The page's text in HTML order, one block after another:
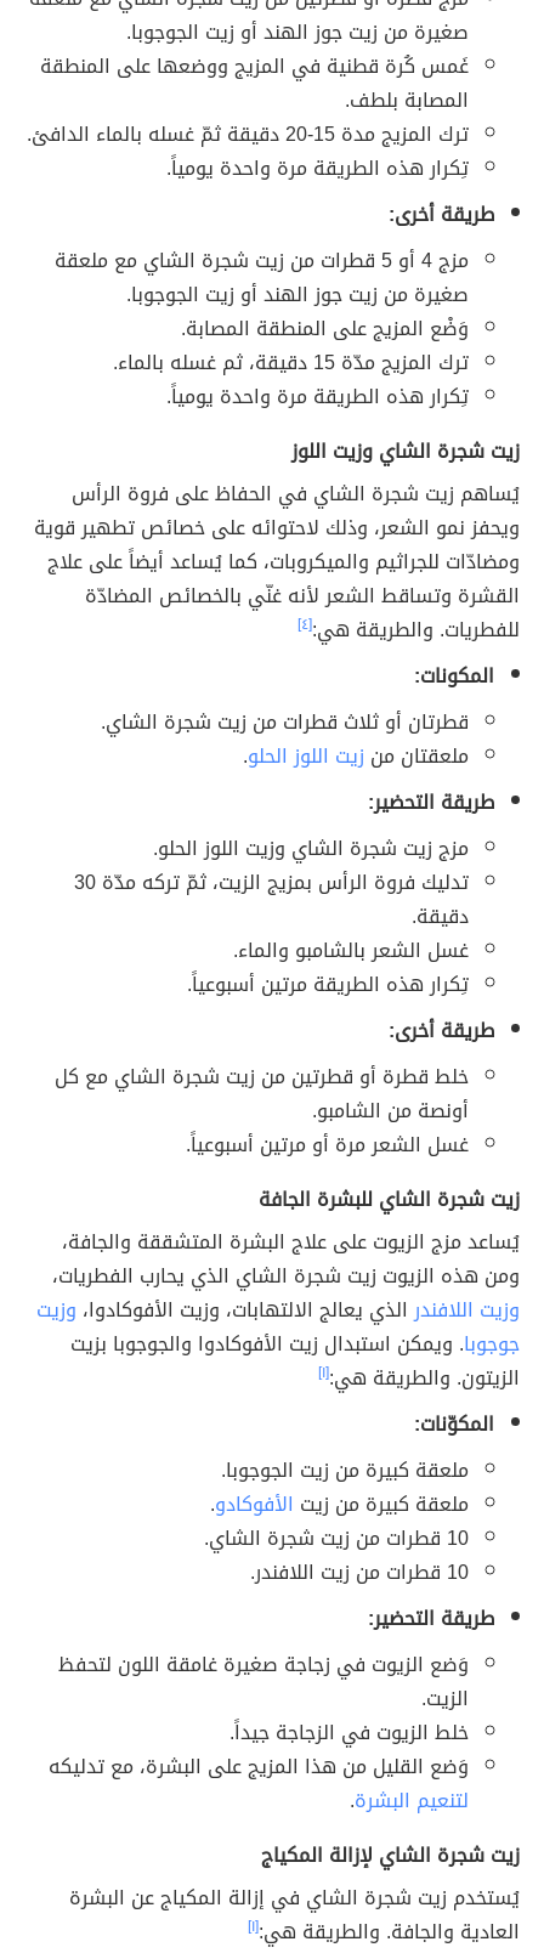
صغيرة من زيت جوز الهند أو زيت الجوجوبا.
غَمس كُرة قطنية في المزيج ووضعها على المنطقة
المصابة بلطف.
ترك المزيج مدة 15-20 دقيقة ثمّ غسله بالماء الدافئ.
تِكرار هذه الطريقة مرة واحدة يومياً.
طريقة أخرى:
مزج 4 أو 5 قطرات من زيت شجرة الشاي مع ملعقة
صغيرة من زيت جوز الهند أو زيت الجوجوبا.
وَضْع المزيج على المنطقة المصابة.
ترك المزيج مدّة 15 دقيقة، ثم غسله بالماء.
تِكرار هذه الطريقة مرة واحدة يومياً.
زيت شجرة الشاي وزيت اللوز
يُساهم زيت شجرة الشاي في الحفاظ على فروة الرأس
ويحفز نمو الشعر، وذلك لاحتوائه على خصائص تطهير قوية
ومضادّات للجراثيم والميكروبات، كما يُساعد أيضاً على علاج
القشرة وتساقط الشعر لأنه غنّي بالخصائص المضادّة
للفطريات. والطريقة هي:[٤]
المكونات:
قطرتان أو ثلاث قطرات من زيت شجرة الشاي.
ملعقتان من زيت اللوز الحلو.
طريقة التحضير:
مزج زيت شجرة الشاي وزيت اللوز الحلو.
تدليك فروة الرأس بمزيج الزيت، ثمّ تركه مدّة 30
دقيقة.
غسل الشعر بالشامبو والماء.
تِكرار هذه الطريقة مرتين أسبوعياً.
طريقة أخرى:
خلط قطرة أو قطرتين من زيت شجرة الشاي مع كل
أونصة من الشامبو.
غسل الشعر مرة أو مرتين أسبوعياً.
زيت شجرة الشاي للبشرة الجافة
يُساعد مزج الزيوت على علاج البشرة المتشققة والجافة،
ومن هذه الزيوت زيت شجرة الشاي الذي يحارب الفطريات،
وزيت اللافندرالذي يعالج الالتهابات، وزيت الأفوكادوا، وزيت
جوجوبا. ويمكن استبدال زيت الأفوكادوا والجوجوبا بزيت
الزيتون. والطريقة هي:[١]
المكوّنات:
ملعقة كبيرة من زيت الجوجوبا.
ملعقة كبيرة من زيت الأفوكادو.
10 قطرات من زيت شجرة الشاي.
10 قطرات من زيت اللافندر.
طريقة التحضير:
وَضع الزيوت في زجاجة صغيرة غامقة اللون لتحفظ
الزيت.
خلط الزيوت في الزجاجة جيداً.
وَضع القليل من هذا المزيج على البشرة، مع تدليكه
لتنعيم البشرة.
زيت شجرة الشاي لإزالة المكياج
يُستخدم زيت شجرة الشاي في إزالة المكياج عن البشرة
العادية والجافة. والطريقة هي:[١]